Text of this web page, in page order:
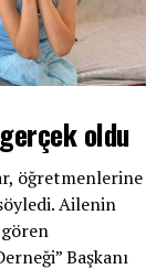
oldu
öğretmenlerine
Ailenin
Başkanı